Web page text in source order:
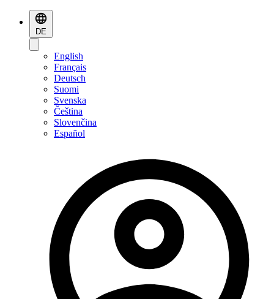
DE
English
Français
Deutsch
Suomi
Svenska
Čeština
Slovenčina
Español